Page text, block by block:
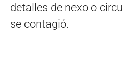
detalles de nexo o
se contagió.